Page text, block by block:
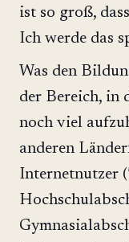
ist so groß,
Ich werde das
Was den
der Bereich, in
noch viel
anderen
Internetnutzer (